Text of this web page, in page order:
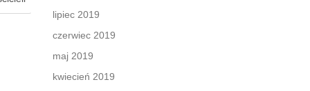
lipiec 2019
czerwiec 2019
maj 2019
kwiecień 2019